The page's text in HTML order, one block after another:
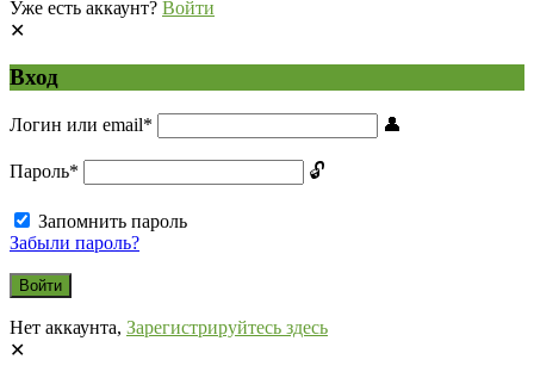
Уже есть аккаунт? Войти
Вход
Логин или email*
Пароль*
Запомнить пароль
Забыли пароль?
Нет аккаунта, Зарегистрируйтесь здесь